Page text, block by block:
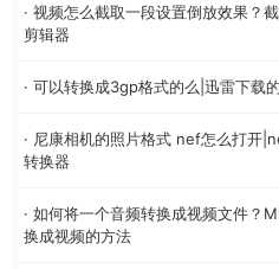
· 视频怎么截取一段设置倒放效果？
剪辑器
· 可以转换成3gp格式的么|迅雷下载
· 尼康相机的照片格式 nef怎么打开
转换器
· 如何将一个音频转换成视频文件？
换成视频的方法